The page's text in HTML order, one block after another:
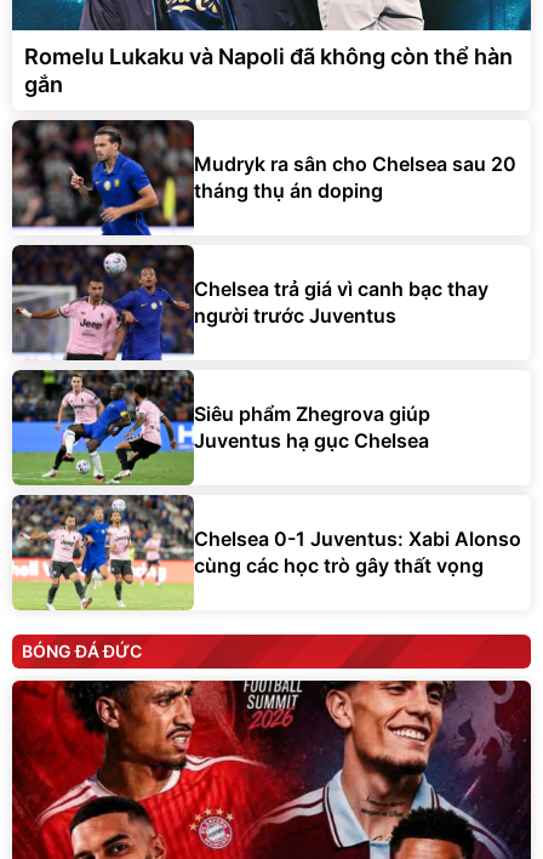
Romelu Lukaku và Napoli đã không còn thể hàn
gắn
Mudryk ra sân cho Chelsea sau 20
tháng thụ án doping
Chelsea trả giá vì canh bạc thay
người trước Juventus
Siêu phẩm Zhegrova giúp
Juventus hạ gục Chelsea
Chelsea 0-1 Juventus: Xabi Alonso
cùng các học trò gây thất vọng
BÓNG ĐÁ ĐỨC